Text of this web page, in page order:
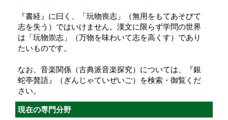
『書経』に曰く、「玩物喪志」（無用をもてあそびて
志を失う）ではいけません。漢文に限らず学問の世界
は「玩物崇志」（万物を味わいて志を高くす）であり
たいものです。
なお、音楽関係（古典派音楽探究）については、『銀
蛇亭贅語』（ぎんじゃていぜいご）を検索・御覧くだ
さい。
現在の専門分野